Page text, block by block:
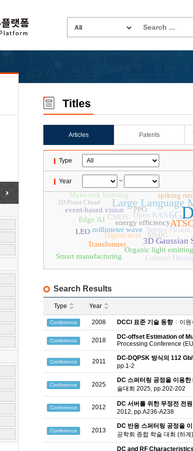
Titles
Articles Patents
Type
Year ~
Large Language
6G
3D Gaussian
Sensor Fusion
MMIC
Open RAN
spiking
Digital twin
Organic light
Cultural
energy efficiency
PPO
CMOS
millimeter wave
Transformer
Smart manufacturing
Edge AI
Multi-task learning
LEO
event-based vision
3D Point Cloud
Search Results
Type Year
Conference 2008 DCCI 표준 기술 동향 이원
Conference 2018 DC-offset Estimation of
Processing Conference
Conference 2011 DC-DQPSK 방식의 112
pp.1-2
Conference 2025
DC 스퍼터링 공정을 이용
술대회 2025, pp.202-202
Conference 2012 DC 서버를 위한 무정전 전
2012, pp.A236-A238
Conference 2013
DC 반응 스퍼터링 공정을
공학회 종합 학술 대회 (하
DC and RF